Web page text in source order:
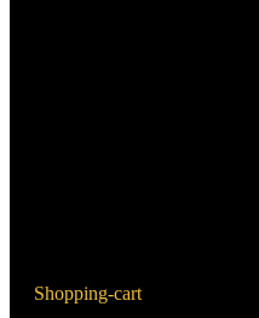
Shopping-cart